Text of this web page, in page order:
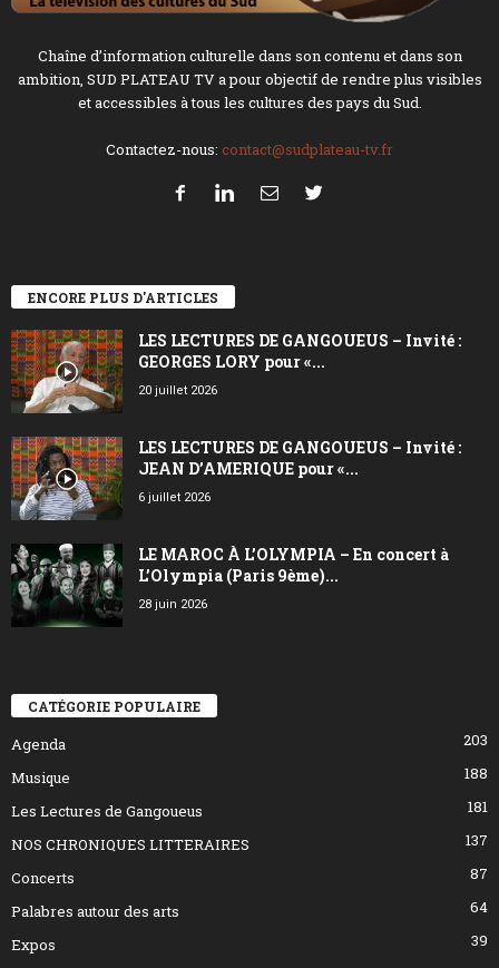
Chaîne d’information culturelle dans son contenu et dans son
ambition, SUD PLATEAU TV a pour objectif de rendre plus visibles
et accessibles à tous les cultures des pays du Sud.
Contactez-nous: contact@sudplateau-tv.fr
ENCORE PLUS D'ARTICLES
LES LECTURES DE GANGOUEUS – Invité :
GEORGES LORY pour «...
20 juillet 2026
LES LECTURES DE GANGOUEUS – Invité :
JEAN D’AMERIQUE pour «...
6 juillet 2026
LE MAROC À L’OLYMPIA – En concert à
L’Olympia (Paris 9ème)...
28 juin 2026
CATÉGORIE POPULAIRE
Agenda
203
Musique
188
Les Lectures de Gangoueus
181
NOS CHRONIQUES LITTERAIRES
137
Concerts
87
Palabres autour des arts
64
Expos
39